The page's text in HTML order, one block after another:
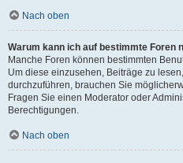
Nach oben
Warum kann ich auf bestimmte Foren
Manche Foren können bestimmten
Um diese einzusehen, Beiträge zu
durchzuführen, brauchen Sie
Fragen Sie einen Moderator oder
Berechtigungen.
Nach oben